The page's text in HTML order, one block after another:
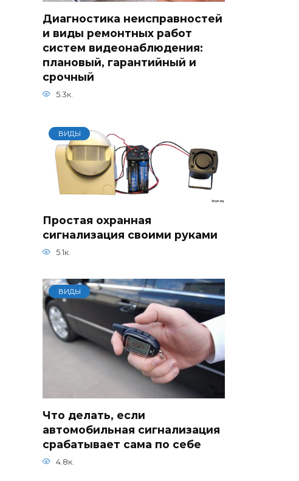
Диагностика неисправностей
и виды ремонтных работ
систем видеонаблюдения:
плановый, гарантийный и
срочный
5.3к.
ВИДЫ
Простая охранная
сигнализация своими руками
5.1к.
ВИДЫ
Что делать, если
автомобильная сигнализация
срабатывает сама по себе
4.8к.